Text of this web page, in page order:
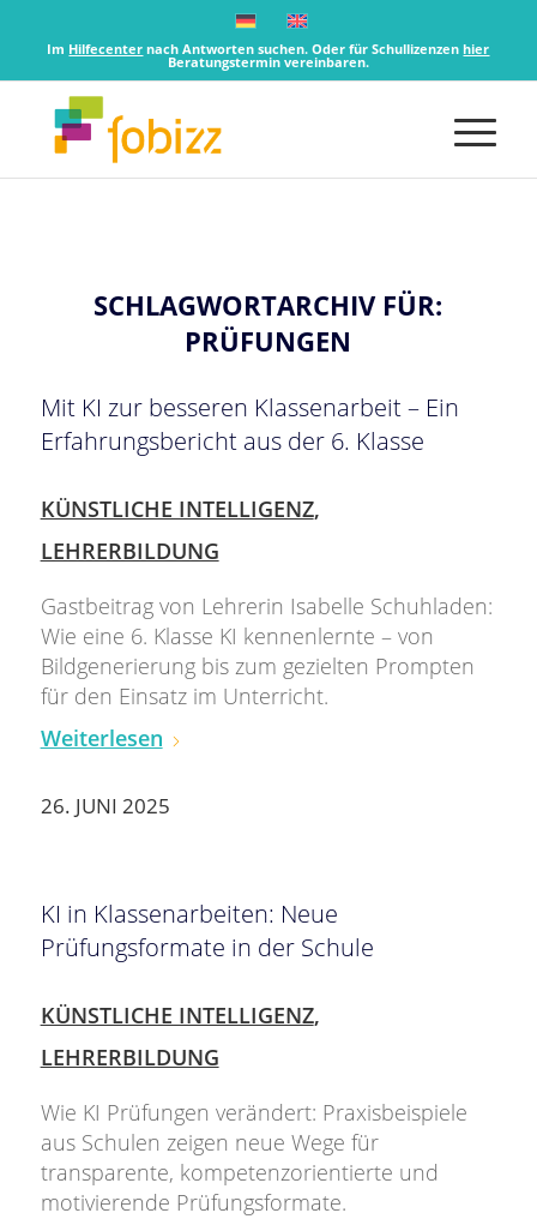
Im Hilfecenter nach Antworten suchen. Oder für Schullizenzenhier
Beratungstermin vereinbaren.
SCHLAGWORTARCHIV FÜR:
PRÜFUNGEN
Mit KI zur besseren Klassenarbeit – Ein
Erfahrungsbericht aus der 6. Klasse
KÜNSTLICHE INTELLIGENZ,
LEHRERBILDUNG
Gastbeitrag von Lehrerin Isabelle Schuhladen:
Wie eine 6. Klasse KI kennenlernte – von
Bildgenerierung bis zum gezielten Prompten
für den Einsatz im Unterricht.
Weiterlesen
26. JUNI 2025
KI in Klassenarbeiten: Neue
Prüfungsformate in der Schule
KÜNSTLICHE INTELLIGENZ,
LEHRERBILDUNG
Wie KI Prüfungen verändert: Praxisbeispiele
aus Schulen zeigen neue Wege für
transparente, kompetenzorientierte und
motivierende Prüfungsformate.